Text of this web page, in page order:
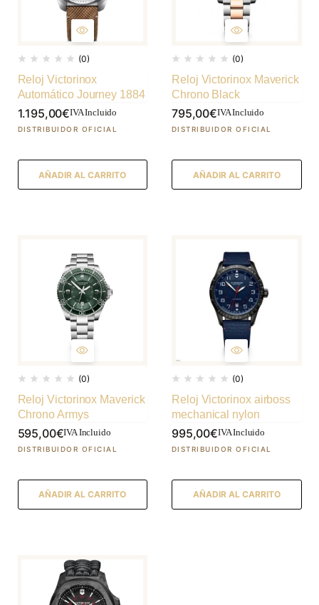
(0)
Reloj Victorinox
Automático Journey 1884
1.195,00€IVA Incluido
AÑADIR AL CARRITO
(0)
Reloj Victorinox Maverick
Chrono Black
795,00€IVA Incluido
AÑADIR AL CARRITO
(0)
Reloj Victorinox Maverick
Chrono Armys
595,00€IVA Incluido
AÑADIR AL CARRITO
(0)
Reloj Victorinox airboss
mechanical nylon
995,00€IVA Incluido
AÑADIR AL CARRITO